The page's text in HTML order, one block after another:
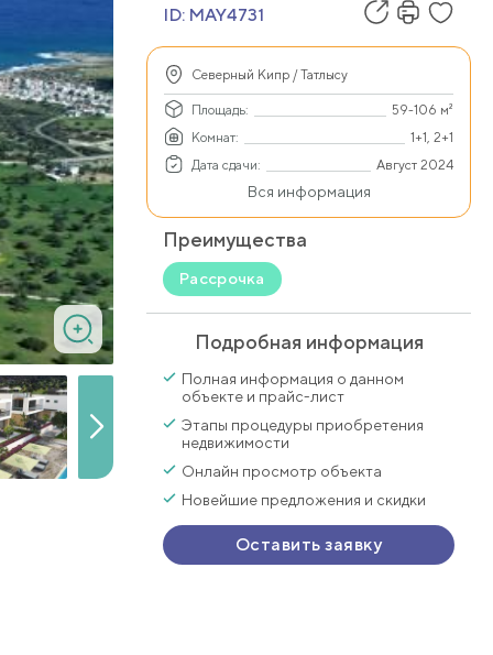
ID: MAY4731
Северный Кипр / Татлысу
Площадь:
59-106 м²
Комнат:
1+1, 2+1
Дата сдачи:
Август 2024
Вся информация
Преимущества
Рассрочка
Подробная информация
Полная информация о данном
объекте и прайс-лист
Этапы процедуры приобретения
недвижимости
Онлайн просмотр объекта
Новейшие предложения и скидки
Оставить заявку